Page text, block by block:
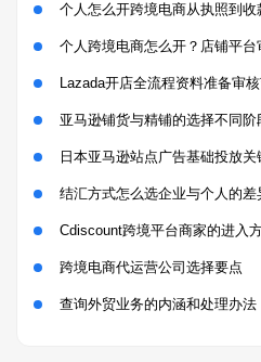
个人怎么开跨境电商从执照到收
个人跨境电商怎么开？店铺平台
Lazada开店全流程资料准备审
亚马逊铺货与精铺的选择不同
日本亚马逊站点广告基础投放
结汇方式怎么选企业与个人的差
Cdiscount跨境平台商家的进入
跨境电商代运营公司选择要点
查询外贸业务的内涵和处理办法